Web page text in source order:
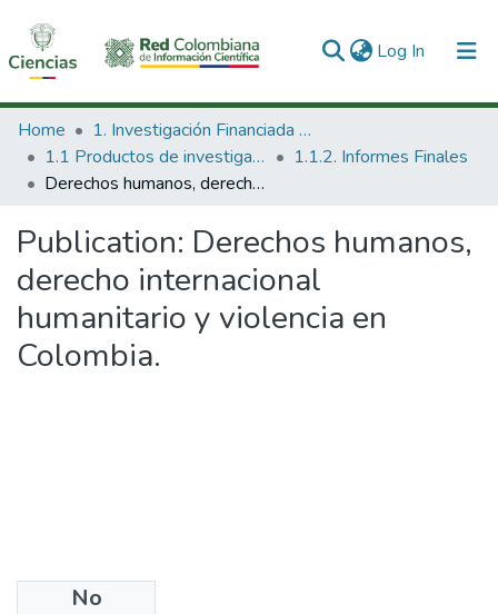
Log In (current)
Communities & Collections
All of DSpace
Home
1. Investigación Financiada con Recursos Públicos
1.1 Productos de investigación
1.1.2. Informes Finales
Derechos humanos, derecho internacional humanitario y violencia en Colombia.
Publication: Derechos humanos,
derecho internacional
humanitario y violencia en
Colombia.
No